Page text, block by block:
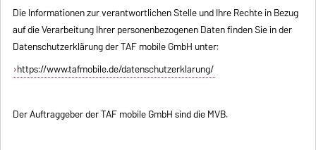
Die Informationen zur verantwortlichen Stelle und Ihre Rechte in Bezug
auf die Verarbeitung Ihrer personenbezogenen Daten finden Sie in der
Datenschutzerklärung der TAF mobile GmbH unter:
https://www.tafmobile.de/datenschutzerklarung/
Der Auftraggeber der TAF mobile GmbH sind die MVB.